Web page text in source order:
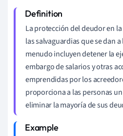
La protección del deudor en
las salvaguardias que se dan
menudo incluyen detener la
embargo de salarios y otras
emprendidas por los
proporciona a las personas
eliminar la mayoría de sus